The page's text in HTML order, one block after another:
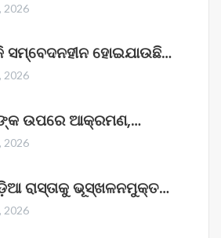
2026
ସମ୍ବେଦନହୀନ ହୋଇଯାଉଛି…
2026
ଉପରେ ଆକ୍ରମଣ,…
2026
ରାସ୍ତାକୁ ଭୂସ୍ଖଳନମୁକ୍ତ…
2026